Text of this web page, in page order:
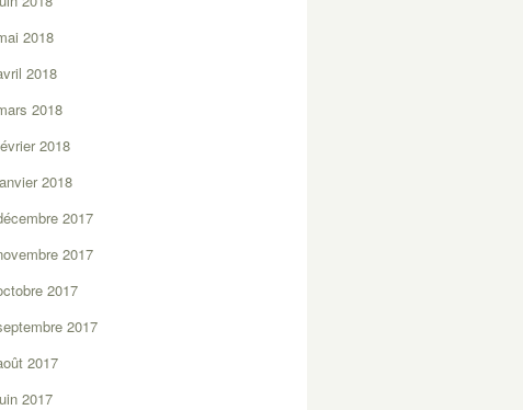
2018
2018
2018
2018
2018
2017
2017
2017
2017
2017
2017